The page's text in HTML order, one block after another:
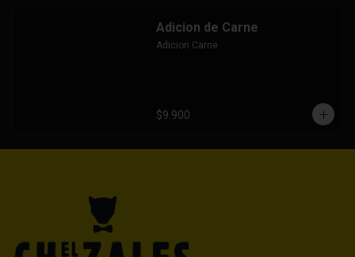
Adicion de Carne
Adicion Carne
$9.900